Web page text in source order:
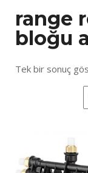
range
bloğu
Tek bir sonuç